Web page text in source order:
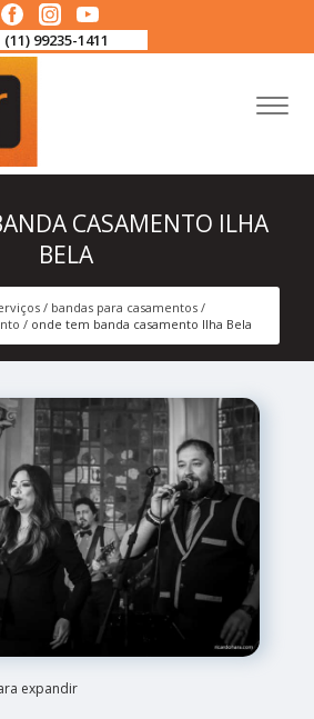
(11) 99235-1411
CASAMENTO ILHA
BELA
bandas para casamentos
onde tem banda casamento Ilha Bela
expandir